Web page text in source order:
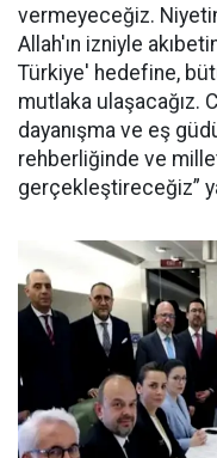
vermeyeceğiz.
Allah'ın izniyle
Türkiye' hedefine,
mutlaka ulaşacağız.
dayanışma ve eş
rehberliğinde ve
gerçekleştireceğiz”